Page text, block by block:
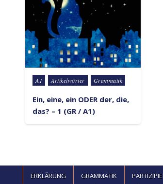
Posted in
A1 Artikelwörter Grammatik
Ein, eine, ein ODER der, die,
das? – 1 (GR / A1)
ERKLÄRUNG GRAMMATIK